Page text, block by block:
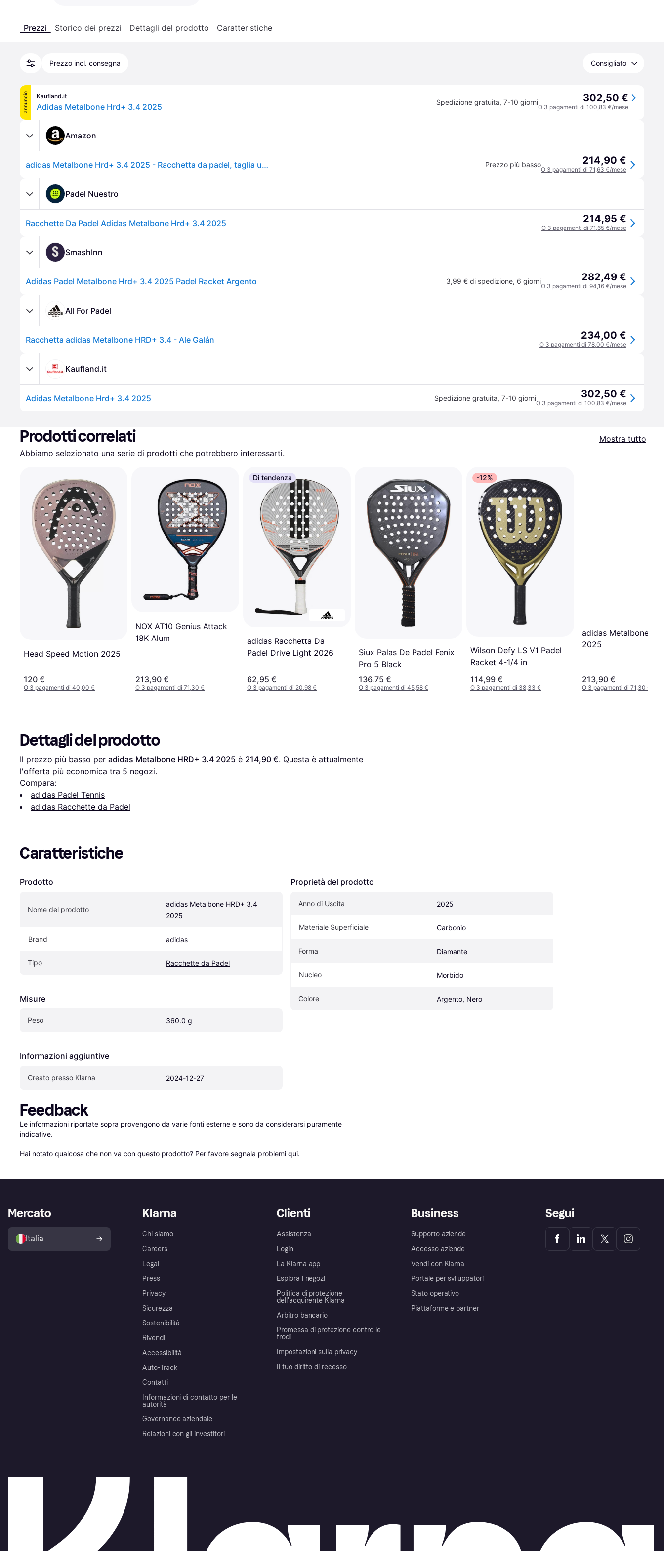
Prezzi Storico dei prezzi Dettagli del prodotto Caratteristiche
Prezzo incl. consegna Consigliato
annuncio Kaufland.it
Adidas Metalbone Hrd+ 3.4 2025 Spedizione gratuita, 7-10 giorni 302,50 €
O 3 pagamenti di 100,83 €/mese
Amazon
adidas Metalbone Hrd+ 3.4 2025 - Racchetta da padel, taglia unica Prezzo più basso 214,90 €
O 3 pagamenti di 71,63 €/mese
Padel Nuestro
Racchette Da Padel Adidas Metalbone Hrd+ 3.4 2025 214,95 €
O 3 pagamenti di 71,65 €/mese
S SmashInn
Adidas Padel Metalbone Hrd+ 3.4 2025 Padel Racket Argento 3,99 € di spedizione, 6 giorni 282,49 €
O 3 pagamenti di 94,16 €/mese
All For Padel
Racchetta adidas Metalbone HRD+ 3.4 - Ale Galán 234,00 €
O 3 pagamenti di 78,00 €/mese
Kaufland.it
Adidas Metalbone Hrd+ 3.4 2025 Spedizione gratuita, 7-10 giorni 302,50 €
O 3 pagamenti di 100,83 €/mese
Prodotti correlati
Mostra tutto
Abbiamo selezionato una serie di prodotti che potrebbero interessarti.
Head Speed Motion 2025
120 €
O 3 pagamenti di 40,00 €
NOX AT10 Genius Attack
18K Alum
213,90 €
O 3 pagamenti di 71,30 €
Di tendenza
adidas Racchetta Da
Padel Drive Light 2026
62,95 €
O 3 pagamenti di 20,98 €
Siux Palas De Padel Fenix
Pro 5 Black
136,75 €
O 3 pagamenti di 45,58 €
-12%
Wilson Defy LS V1 Padel
Racket 4-1/4 in
114,99 €
O 3 pagamenti di 38,33 €
adidas Metalbone 3.4
2025
213,90 €
O 3 pagamenti di 71,30 €
Dettagli del prodotto
Il prezzo più basso per adidas Metalbone HRD+ 3.4 2025 è 214,90 €. Questa è attualmente
l'offerta più economica tra 5 negozi.
Compara:
adidas Padel Tennis
adidas Racchette da Padel
Caratteristiche
Prodotto
Nome del prodotto
adidas Metalbone HRD+ 3.4
2025
Brand adidas
Tipo Racchette da Padel
Misure
Peso 360.0 g
Informazioni aggiuntive
Creato presso Klarna 2024-12-27
Proprietà del prodotto
Anno di Uscita 2025
Materiale Superficiale Carbonio
Forma Diamante
Nucleo Morbido
Colore Argento, Nero
Feedback
Le informazioni riportate sopra provengono da varie fonti esterne e sono da considerarsi puramente
indicative.
Hai notato qualcosa che non va con questo prodotto? Per favore segnala problemi qui.
Klarna
Chi siamo
Careers
Legal
Press
Privacy
Sicurezza
Sostenibilità
Rivendi
Accessibilità
Auto-Track
Contatti
Informazioni di contatto per le
autorità
Governance aziendale
Relazioni con gli investitori
Clienti
Assistenza
Login
La Klarna app
Esplora i negozi
Politica di protezione
dell'acquirente Klarna
Arbitro bancario
Promessa di protezione contro le
frodi
Impostazioni sulla privacy
Il tuo diritto di recesso
Business
Supporto aziende
Accesso aziende
Vendi con Klarna
Portale per sviluppatori
Stato operativo
Piattaforme e partner
Mercato
Italia
Segui